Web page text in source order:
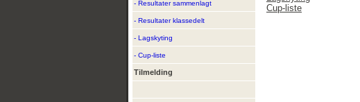
- Resultater sammenlagt
- Resultater klassedelt
- Lagskyting
- Cup-liste
Tilmelding
Cup-liste